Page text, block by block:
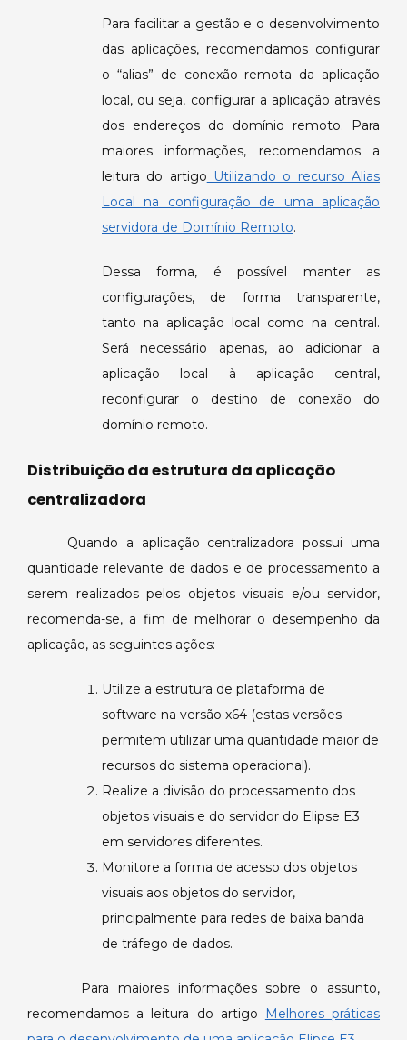
Para facilitar a gestão e o desenvolvimento
das aplicações, recomendamos configurar
o “alias” de conexão remota da aplicação
local, ou seja, configurar a aplicação através
dos endereços do domínio remoto. Para
maiores informações, recomendamos a
leitura do artigo Utilizando o recurso Alias
Local na configuração de uma aplicação
servidora de Domínio Remoto.
Dessa forma, é possível manter as
configurações, de forma transparente,
tanto na aplicação local como na central.
Será necessário apenas, ao adicionar a
aplicação local à aplicação central,
reconfigurar o destino de conexão do
domínio remoto.
Distribuição da estrutura da aplicação
centralizadora
Quando a aplicação centralizadora possui uma
quantidade relevante de dados e de processamento a
serem realizados pelos objetos visuais e/ou servidor,
recomenda-se, a fim de melhorar o desempenho da
aplicação, as seguintes ações:
Utilize a estrutura de plataforma de
software na versão x64 (estas versões
permitem utilizar uma quantidade maior de
recursos do sistema operacional).
Realize a divisão do processamento dos
objetos visuais e do servidor do Elipse E3
em servidores diferentes.
Monitore a forma de acesso dos objetos
visuais aos objetos do servidor,
principalmente para redes de baixa banda
de tráfego de dados.
Para maiores informações sobre o assunto,
recomendamos a leitura do artigo
Melhores práticas